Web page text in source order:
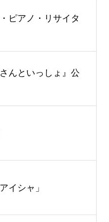
ピアノ・リサイタ
さんといっしょ』公
イシャ」